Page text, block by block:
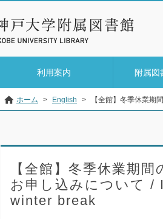
利用案内 附属図
ホーム > English > 【全館】冬季休業
【全館】冬季休業期
お申し込みについて
winter break